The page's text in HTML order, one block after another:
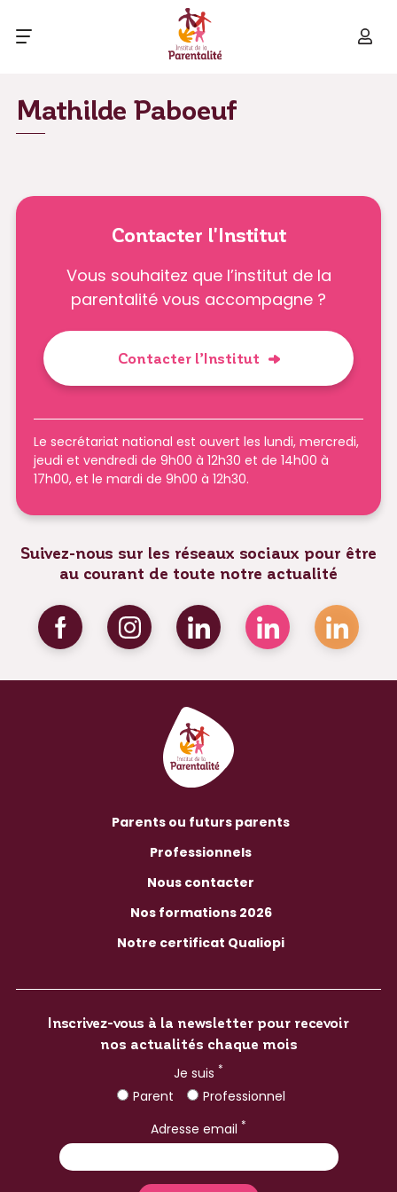
Mathilde Paboeuf
Contacter l'Institut
Vous souhaitez que l’institut de la
parentalité vous accompagne ?
Contacter l’Institut
Le secrétariat national est ouvert les lundi, mercredi,
jeudi et vendredi de 9h00 à 12h30 et de 14h00 à
17h00, et le mardi de 9h00 à 12h30.
Suivez-nous sur les réseaux sociaux pour être
au courant de toute notre actualité
Parents ou futurs parents
Professionnels
Nous contacter
Nos formations 2026
Notre certificat Qualiopi
Inscrivez-vous à la newsletter pour recevoir
nos actualités chaque mois
Je suis *
Parent
Professionnel
Adresse email *